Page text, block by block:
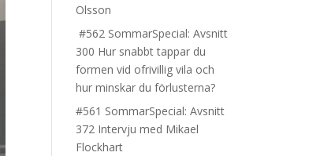
Olsson
#562 SommarSpecial: Avsnitt
300 Hur snabbt tappar du
formen vid ofrivillig vila och
hur minskar du förlusterna?
#561 SommarSpecial: Avsnitt
372 Intervju med Mikael
Flockhart